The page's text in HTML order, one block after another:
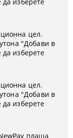
цел.
"Добави в
изберете
цел.
"Добави в
изберете
плаща